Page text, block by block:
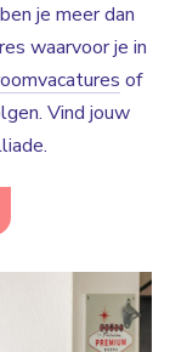
je meer dan
waarvoor je in
of
Vind jouw